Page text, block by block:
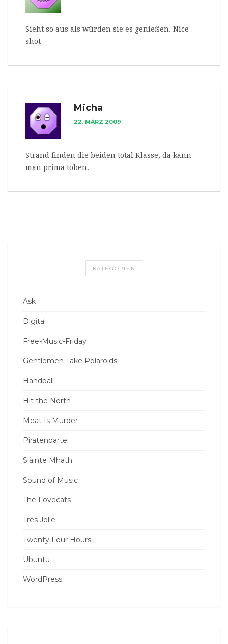
Sieht so aus als würden sie es genießen. Nice
shot
Micha
22. MÄRZ 2009
Strand finden die beiden total Klasse, da kann
man prima toben.
KATEGORIEN
Ask
Digital
Free-Music-Friday
Gentlemen Take Polaroids
Handball
Hit the North
Meat Is Murder
Piratenpartei
Slàinte Mhath
Sound of Music
The Lovecats
Trés Jolie
Twenty Four Hours
Ubuntu
WordPress